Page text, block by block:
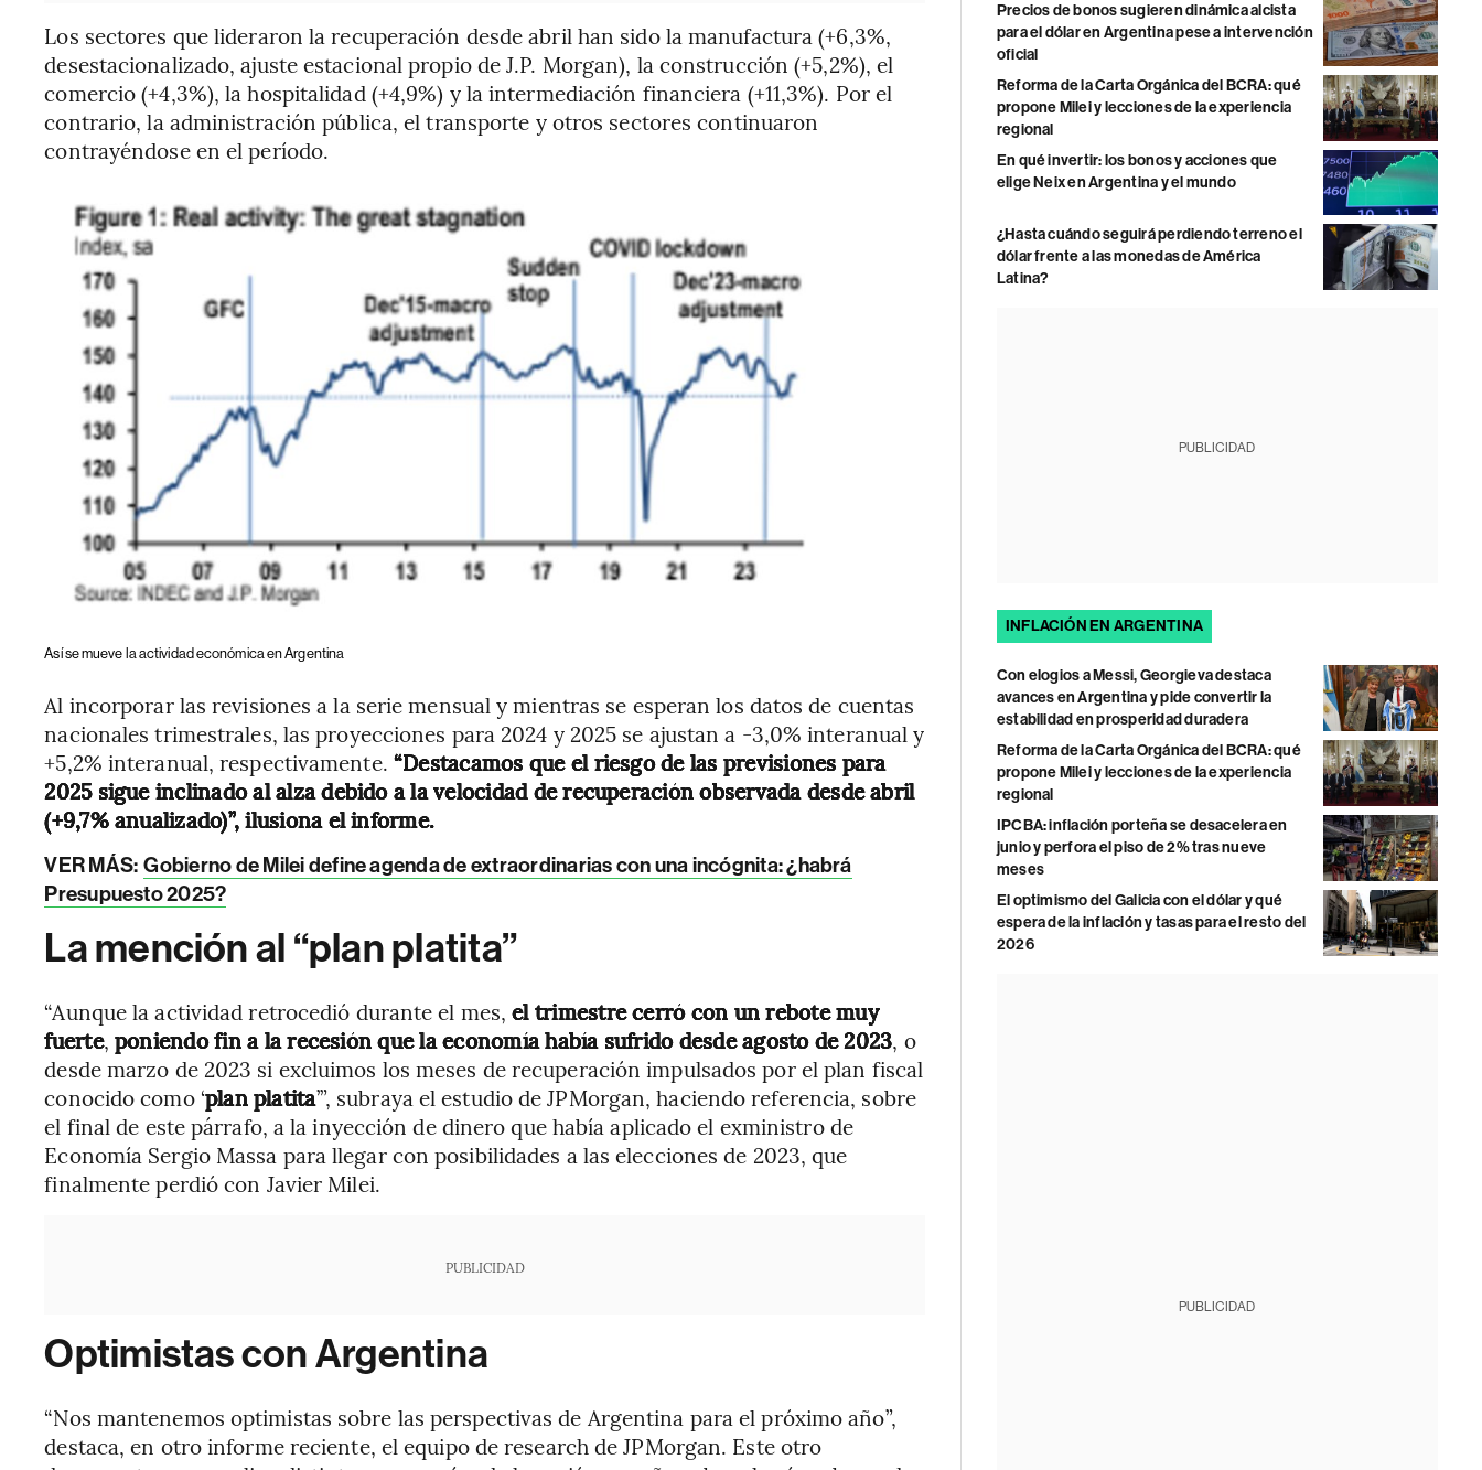
Los sectores que lideraron la recuperación desde abril han sido la manufactura (+6,3%,
desestacionalizado, ajuste estacional propio de J.P. Morgan), la construcción (+5,2%), el
comercio (+4,3%), la hospitalidad (+4,9%) y la intermediación financiera (+11,3%). Por el
contrario, la administración pública, el transporte y otros sectores continuaron
contrayéndose en el período.
Así se mueve la actividad económica en Argentina
Al incorporar las revisiones a la serie mensual y mientras se esperan los datos de cuentas
nacionales trimestrales, las proyecciones para 2024 y 2025 se ajustan a -3,0% interanual y
+5,2% interanual, respectivamente. “Destacamos que el riesgo de las previsiones para
2025 sigue inclinado al alza debido a la velocidad de recuperación observada desde abril
(+9,7% anualizado)”, ilusiona el informe.
VER MÁS: Gobierno de Milei define agenda de extraordinarias con una incógnita: ¿habrá
Presupuesto 2025?
La mención al “plan platita”
“Aunque la actividad retrocedió durante el mes,el trimestre cerró con un rebote muy
fuerte, poniendo fin a la recesión que la economía había sufrido desde agosto de 2023, o
desde marzo de 2023 si excluimos los meses de recuperación impulsados por el plan fiscal
conocido como ‘plan platita’”, subraya el estudio de JPMorgan, haciendo referencia, sobre
el final de este párrafo, a la inyección de dinero que había aplicado el exministro de
Economía Sergio Massa para llegar con posibilidades a las elecciones de 2023, que
finalmente perdió con Javier Milei.
PUBLICIDAD
Optimistas con Argentina
“Nos mantenemos optimistas sobre las perspectivas de Argentina para el próximo año”,
destaca, en otro informe reciente, el equipo de research de JPMorgan. Este otro
Precios de bonos sugieren dinámica alcista
para el dólar en Argentina pese a intervención
oficial
Reforma de la Carta Orgánica del BCRA: qué
propone Milei y lecciones de la experiencia
regional
En qué invertir: los bonos y acciones que
elige Neix en Argentina y el mundo
¿Hasta cuándo seguirá perdiendo terreno el
dólar frente a las monedas de América
Latina?
PUBLICIDAD
INFLACIÓN EN ARGENTINA
Con elogios a Messi, Georgieva destaca
avances en Argentina y pide convertir la
estabilidad en prosperidad duradera
Reforma de la Carta Orgánica del BCRA: qué
propone Milei y lecciones de la experiencia
regional
IPCBA: inflación porteña se desacelera en
junio y perfora el piso de 2% tras nueve
meses
El optimismo del Galicia con el dólar y qué
espera de la inflación y tasas para el resto del
2026
PUBLICIDAD